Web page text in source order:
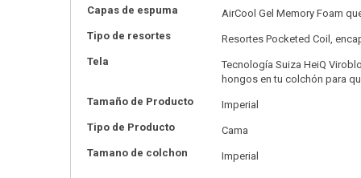
Capas de espuma
AirCool Gel Memory Foam
Tipo de resortes
Resortes Pocketed Coil,
Tela
Tecnología Suiza HeiQ
hongos en tu colchón para
Tamaño de Producto
Imperial
Tipo de Producto
Cama
Tamano de colchon
Imperial